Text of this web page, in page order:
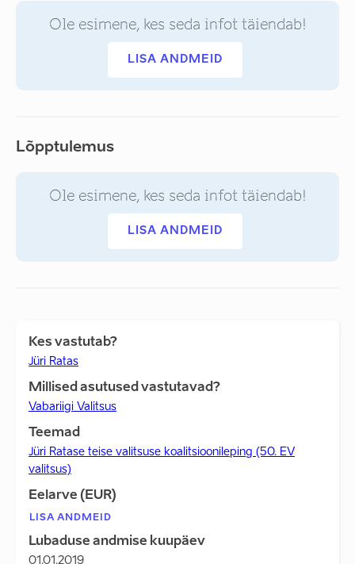
Ole esimene, kes seda infot täiendab!
LISA ANDMEID
Lõpptulemus
Ole esimene, kes seda infot täiendab!
LISA ANDMEID
Kes vastutab?
Jüri Ratas
Millised asutused vastutavad?
Vabariigi Valitsus
Teemad
Jüri Ratase teise valitsuse koalitsioonileping (50. EV
valitsus)
Eelarve (EUR)
LISA ANDMEID
Lubaduse andmise kuupäev
01.01.2019